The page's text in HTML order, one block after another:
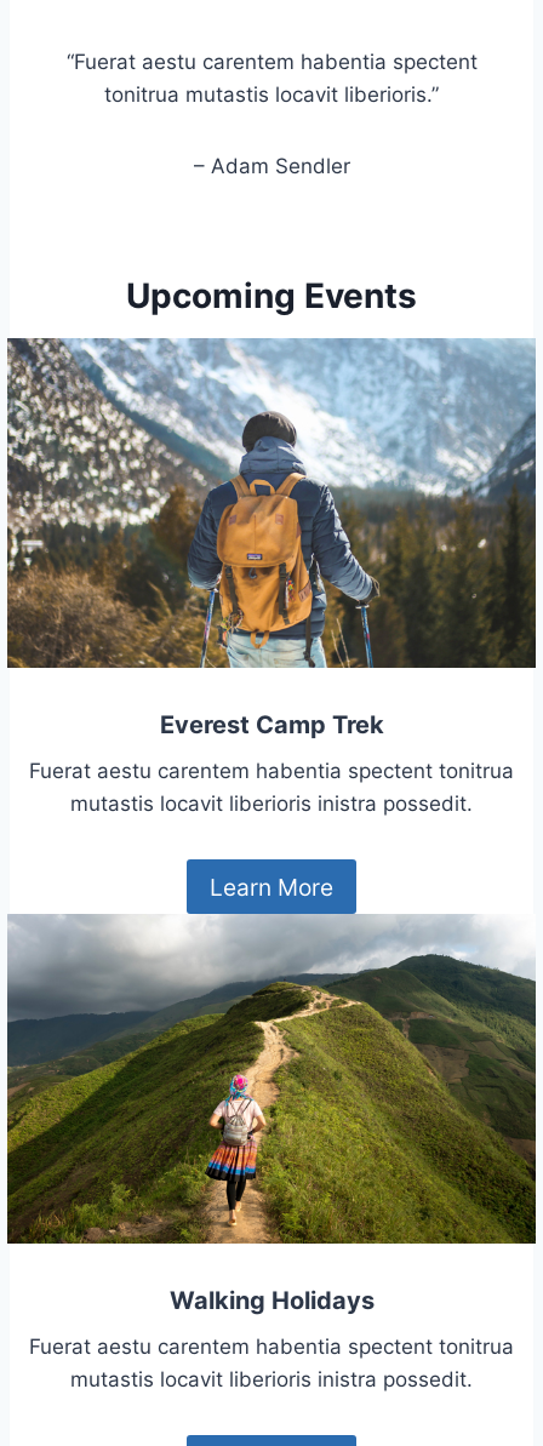
“Fuerat aestu carentem habentia spectent
tonitrua mutastis locavit liberioris.”
– Adam Sendler
Upcoming Events
Everest Camp Trek
Fuerat aestu carentem habentia spectent tonitrua
mutastis locavit liberioris inistra possedit.
Learn More
Walking Holidays
Fuerat aestu carentem habentia spectent tonitrua
mutastis locavit liberioris inistra possedit.